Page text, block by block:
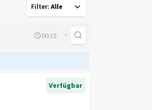
Filter: Alle
×
Verfügbar